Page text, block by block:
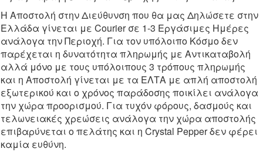
Η Αποστολή στην Διεύθυνση που θα μας Δηλώσετε στην
Ελλάδα γίνεται με Courier σε 1-3 Εργάσιμες Ημέρες
ανάλογα την Περιοχή. Για τον υπόλοιπο Κόσμο δεν
παρέχεται η δυνατότητα πληρωμής με Αντικαταβολή
αλλά μόνο με τους υπόλοιπους 3 τρόπους πληρωμής
και η Αποστολή γίνεται με τα ΕΛΤΑ με απλή αποστολή
εξωτερικού και ο χρόνος παράδοσης ποικίλει ανάλογα
την χώρα προορισμού. Για τυχόν φόρους, δασμούς και
τελωνειακές χρεώσεις ανάλογα την χώρα αποστολής
επιβαρύνεται ο πελάτης και η Crystal Pepper δεν φέρει
καμία ευθύνη.